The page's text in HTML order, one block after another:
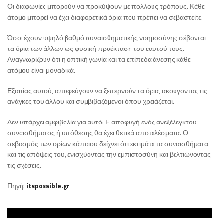
Οι διαφωνίες μπορούν να προκύψουν με πολλούς τρόπους. Κάθε
άτομο μπορεί να έχει διαφορετικά όρια που πρέπει να σεβαστείτε.
Όσοι έχουν υψηλό βαθμό συναισθηματικής νοημοσύνης σέβονται
τα όρια των άλλων ως φυσική προέκταση του εαυτού τους.
Αναγνωρίζουν ότι η οπτική γωνία και τα επίπεδα άνεσης κάθε
ατόμου είναι μοναδικά.
Εξαιτίας αυτού, αποφεύγουν να ξεπερνούν τα όρια, ακούγοντας τις
ανάγκες του άλλου και συμβιβαζόμενοι όπου χρειάζεται.
Δεν υπάρχει αμφιβολία για αυτό: Η αποφυγή ενός ανεξέλεγκτου
συναισθήματος ή υπόθεσης θα έχει θετικά αποτελέσματα. Ο
σεβασμός των ορίων κάποιου δείχνει ότι εκτιμάτε τα συναισθήματα
και τις απόψεις του, ενισχύοντας την εμπιστοσύνη και βελτιώνοντας
τις σχέσεις.
Πηγή: itspossible.gr